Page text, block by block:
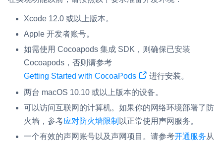
RTC 服务端 SDK
与 RTC 客户端 SDK 互通，实现收发流
PPT 转码服务
快速高效的文档转换解决方案
水晶球
全周期通话质量检测、回溯和分析方案
控制台
Xcode 12.0 或以上版本。
Apple 开发者账号。
如需使用 Cocoapods 集成 SDK，则确保已安装
Cocoapods，否则请参考
Getting Started with CocoaPods
进行安装。
两台 macOS 10.10 或以上版本的设备。
可以访问互联网的计算机。如果你的网络环境部署了防
火墙，参考应对防火墙限制 以正常使用声网服务。
一个有效的声网账号以及声网项目。请参考开通服务从